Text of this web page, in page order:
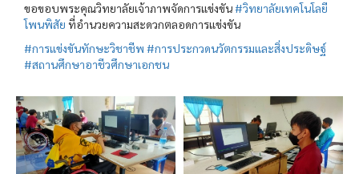
ขอขอบพระคุณวิทยาลัยเจ้าภาพจัดการแข่งขัน#วิทยาลัยเทคโนโลยี
โพนพิสัย ที่อำนวยความสะดวกตลอดการแข่งขัน
#การแข่งขันทักษะวิชาชีพ #การประกวดนวัตกรรมและสิ่งประดิษฐ์
#สถานศึกษาอาชีวศึกษาเอกชน